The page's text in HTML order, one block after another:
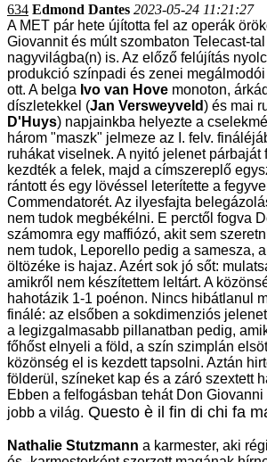
634 Edmond Dantes 2023-05-24 11:21:27
A MET pár hete újította fel az operák
Giovannit és múlt szombaton Telecast-
nagyvilágba(n) is. Az előző felújítás
produkció színpadi és zenei
ott. A belga Ivo van Hove monoton,
díszletekkel (Jan Versweyveld) és mai
D'Huys) napjainkba helyezte a
három "maszk" jelmeze az I. felv.
ruhákat viselnek. A nyitó jelenet párbaját
kezdték a felek, majd a címszereplő
rántott és egy lövéssel leterítette a
Commendatorét. Az ilyesfajta
nem tudok megbékélni. E perctől fogva
számomra egy maffiózó, akit sem
nem tudok, Leporello pedig a samesza,
öltözéke is hajaz. Azért sok jó sőt:
amikről nem készítettem leltárt. A
hahotázik 1-1 poénon. Nincs hibátlanul
finálé: az elsőben a sokdimenziós
a legizgalmasabb pillanatban pedig,
főhőst elnyeli a föld, a szín szimplán
közönség el is kezdett tapsolni. Aztán
földerül, színeket kap és a záró szextett
Ebben a felfogásban tehát Don Giovanni
jobb a világ. Questo è il fin di chi fa
Nathalie Stutzmann a karmester, aki